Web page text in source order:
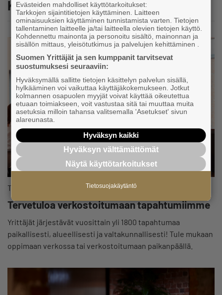
Katso myös
Tapahtuma
Tervetuloa verkostoitumaan tapahtumiimme
Yrittäjät järjestävät vuosittain yli 1800 tapahtumaa
paikallisesti, alueellisesti ja valtakunnallisesti! Tule mukaan
oppimaan verkossa tai verkostoitumaan paikanpäällä.
Evästeiden mahdolliset käyttötarkoitukset:
Tarkkojen sijaintitietojen käyttäminen. Laitteen
ominaisuuksien käyttäminen tunnistamista varten. Tietojen
tallentaminen laitteelle ja/tai laitteella olevien tietojen käyttö.
Kohdennettu mainonta ja personoitu sisältö, mainonnan ja
sisällön mittaus, yleisötutkimus ja palvelujen kehittäminen .
Suomen Yrittäjät ja sen kumppanit tarvitsevat
suostumuksesi seuraaviin:
Hyväksymällä sallitte tietojen käsittelyn palvelun sisällä,
hylkääminen voi vaikuttaa käyttäjäkokemukseen. Jotkut
kolmannen osapuolen myyjät voivat käyttää oikeutettua
etuaan toimiakseen, voit vastustaa sitä tai muuttaa muita
asetuksia milloin tahansa valitsemalla 'Asetukset' sivun
alareunasta.
Hyväksyn kaikki
Hyväksyn välttämättömät
Näytä käyttötarkoitukset
Tietosuojakäytäntö